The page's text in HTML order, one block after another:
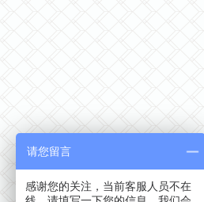
请您留言
感谢您的关注，当前客服人员不在